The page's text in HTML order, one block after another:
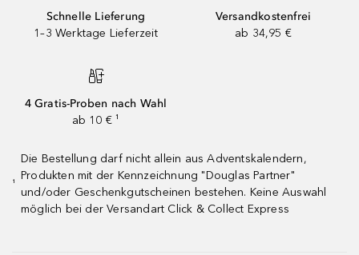
Schnelle Lieferung
1–3 Werktage Lieferzeit
Versandkostenfrei
ab 34,95 €
4 Gratis-Proben nach Wahl
ab 10 € ¹
¹
Die Bestellung darf nicht allein aus Adventskalendern,
Produkten mit der Kennzeichnung "Douglas Partner"
und/oder Geschenkgutscheinen bestehen. Keine Auswahl
möglich bei der Versandart Click & Collect Express